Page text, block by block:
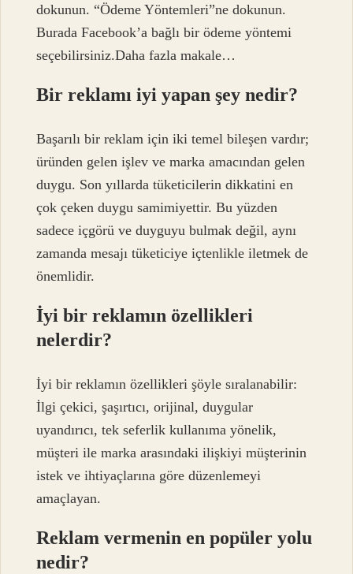
dokunun. “Ödeme Yöntemleri”ne dokunun.
Burada Facebook’a bağlı bir ödeme yöntemi
seçebilirsiniz.Daha fazla makale…
Bir reklamı iyi yapan şey nedir?
Başarılı bir reklam için iki temel bileşen vardır;
üründen gelen işlev ve marka amacından gelen
duygu. Son yıllarda tüketicilerin dikkatini en
çok çeken duygu samimiyettir. Bu yüzden
sadece içgörü ve duyguyu bulmak değil, aynı
zamanda mesajı tüketiciye içtenlikle iletmek de
önemlidir.
İyi bir reklamın özellikleri
nelerdir?
İyi bir reklamın özellikleri şöyle sıralanabilir:
İlgi çekici, şaşırtıcı, orijinal, duygular
uyandırıcı, tek seferlik kullanıma yönelik,
müşteri ile marka arasındaki ilişkiyi müşterinin
istek ve ihtiyaçlarına göre düzenlemeyi
amaçlayan.
Reklam vermenin en popüler yolu
nedir?